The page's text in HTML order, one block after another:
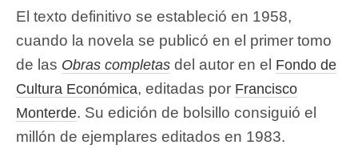
El texto definitivo se estableció en 1958,
cuando la novela se publicó en el primer tomo
de las Obras completas del autor en el Fondo de
Cultura Económica, editadas por Francisco
Monterde. Su edición de bolsillo consiguió el
millón de ejemplares editados en 1983.